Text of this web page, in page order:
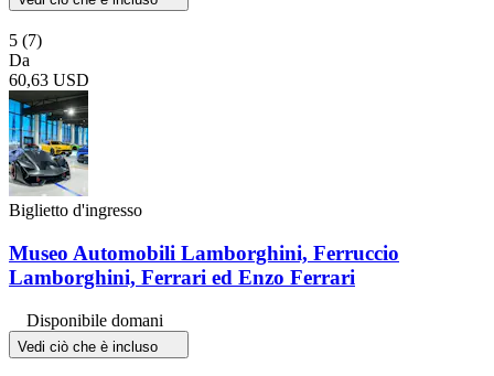
5 (7)
Da
60,63 USD
Biglietto d'ingresso
Museo Automobili Lamborghini, Ferruccio
Lamborghini, Ferrari ed Enzo Ferrari
Disponibile domani
Vedi ciò che è incluso